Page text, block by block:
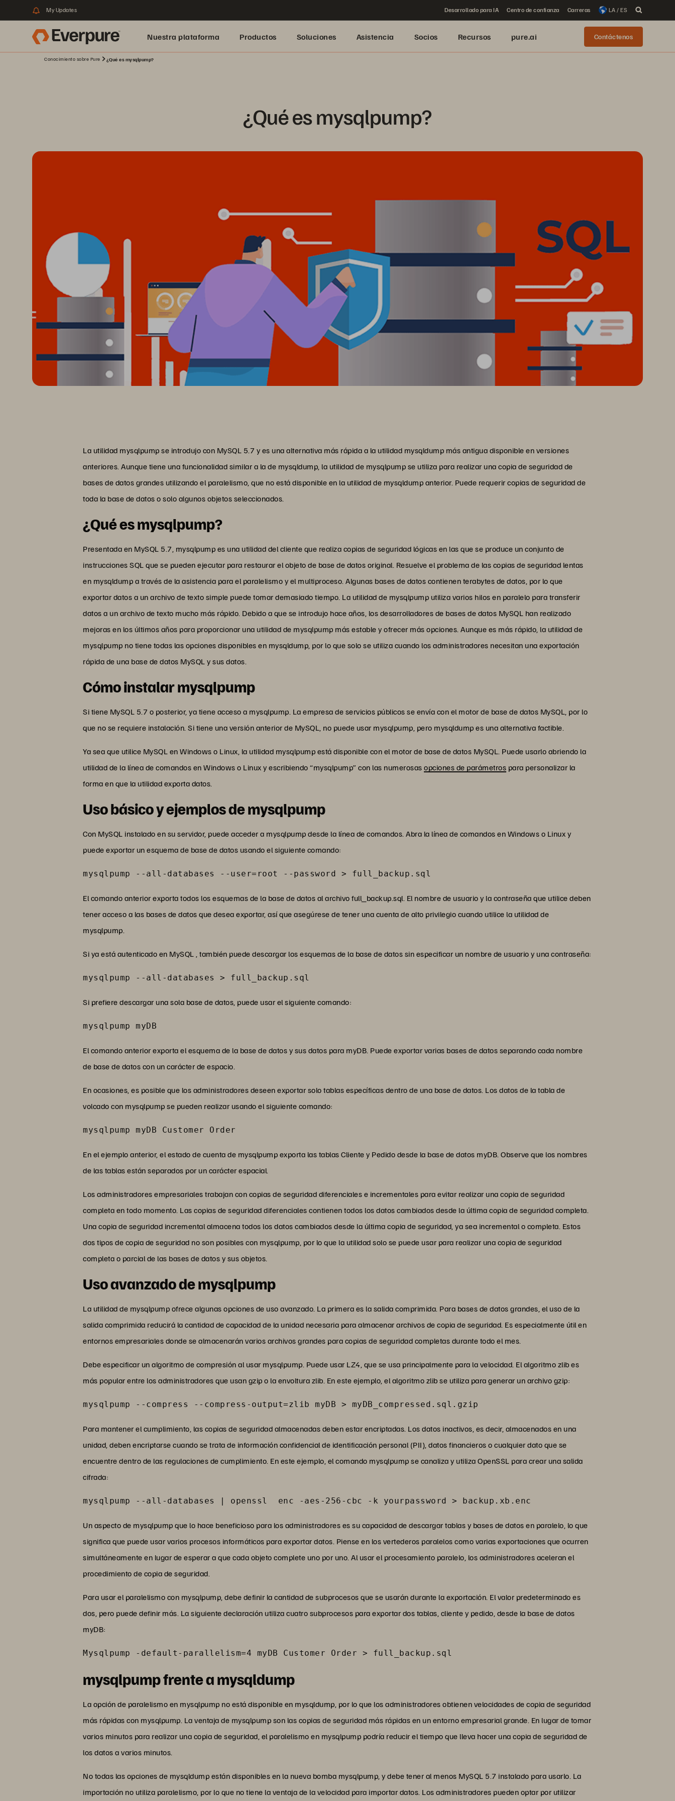
My Updates Desarrollado para IA Centro de confianza Carreras LA / ES
Nuestra plataforma Productos Soluciones Asistencia Socios Recursos pure.ai Contáctenos
Conocimiento sobre Pure ¿Qué es mysqlpump?
¿Qué es mysqlpump?
La utilidad mysqlpump se introdujo con MySQL 5.7 y es una alternativa más rápida a la utilidad mysqldump más antigua disponible en versiones
anteriores. Aunque tiene una funcionalidad similar a la de mysqldump, la utilidad de mysqlpump se utiliza para realizar una copia de seguridad de
bases de datos grandes utilizando el paralelismo, que no está disponible en la utilidad de mysqldump anterior. Puede requerir copias de seguridad de
toda la base de datos o solo algunos objetos seleccionados.
¿Qué es mysqlpump?
Presentada en MySQL 5.7, mysqlpump es una utilidad del cliente que realiza copias de seguridad lógicas en las que se produce un conjunto de
instrucciones SQL que se pueden ejecutar para restaurar el objeto de base de datos original. Resuelve el problema de las copias de seguridad lentas
en mysqldump a través de la asistencia para el paralelismo y el multiproceso. Algunas bases de datos contienen terabytes de datos, por lo que
exportar datos a un archivo de texto simple puede tomar demasiado tiempo. La utilidad de mysqlpump utiliza varios hilos en paralelo para transferir
datos a un archivo de texto mucho más rápido. Debido a que se introdujo hace años, los desarrolladores de bases de datos MySQL han realizado
mejoras en los últimos años para proporcionar una utilidad de mysqlpump más estable y ofrecer más opciones. Aunque es más rápido, la utilidad de
mysqlpump no tiene todas las opciones disponibles en mysqldump, por lo que solo se utiliza cuando los administradores necesitan una exportación
rápida de una base de datos MySQL y sus datos.
Cómo instalar mysqlpump
Si tiene MySQL 5.7 o posterior, ya tiene acceso a mysqlpump. La empresa de servicios públicos se envía con el motor de base de datos MySQL, por lo
que no se requiere instalación. Si tiene una versión anterior de MySQL, no puede usar mysqlpump, pero mysqldump es una alternativa factible.
Ya sea que utilice MySQL en Windows o Linux, la utilidad mysqlpump está disponible con el motor de base de datos MySQL. Puede usarlo abriendo la
utilidad de la línea de comandos en Windows o Linux y escribiendo “mysqlpump” con las numerosasopciones de parámetros para personalizar la
forma en que la utilidad exporta datos.
Uso básico y ejemplos de mysqlpump
Con MySQL instalado en su servidor, puede acceder a mysqlpump desde la línea de comandos. Abra la línea de comandos en Windows o Linux y
puede exportar un esquema de base de datos usando el siguiente comando:
mysqlpump --all-databases --user=root --password > full_backup.sql
El comando anterior exporta todos los esquemas de la base de datos al archivo full_backup.sql. El nombre de usuario y la contraseña que utilice deben
tener acceso a las bases de datos que desea exportar, así que asegúrese de tener una cuenta de alto privilegio cuando utilice la utilidad de
mysqlpump.
Si ya está autenticado en MySQL , también puede descargar los esquemas de la base de datos sin especificar un nombre de usuario y una contraseña:
mysqlpump --all-databases > full_backup.sql
Si prefiere descargar una sola base de datos, puede usar el siguiente comando:
mysqlpump myDB
El comando anterior exporta el esquema de la base de datos y sus datos para myDB. Puede exportar varias bases de datos separando cada nombre
de base de datos con un carácter de espacio.
En ocasiones, es posible que los administradores deseen exportar solo tablas específicas dentro de una base de datos. Los datos de la tabla de
volcado con mysqlpump se pueden realizar usando el siguiente comando:
mysqlpump myDB Customer Order
En el ejemplo anterior, el estado de cuenta de mysqlpump exporta las tablas Cliente y Pedido desde la base de datos myDB. Observe que los nombres
de las tablas están separados por un carácter espacial.
Los administradores empresariales trabajan con copias de seguridad diferenciales e incrementales para evitar realizar una copia de seguridad
completa en todo momento. Las copias de seguridad diferenciales contienen todos los datos cambiados desde la última copia de seguridad completa.
Una copia de seguridad incremental almacena todos los datos cambiados desde la última copia de seguridad, ya sea incremental o completa. Estos
dos tipos de copia de seguridad no son posibles con mysqlpump, por lo que la utilidad solo se puede usar para realizar una copia de seguridad
completa o parcial de las bases de datos y sus objetos.
Uso avanzado de mysqlpump
La utilidad de mysqlpump ofrece algunas opciones de uso avanzado. La primera es la salida comprimida. Para bases de datos grandes, el uso de la
salida comprimida reducirá la cantidad de capacidad de la unidad necesaria para almacenar archivos de copia de seguridad. Es especialmente útil en
entornos empresariales donde se almacenarán varios archivos grandes para copias de seguridad completas durante todo el mes.
Debe especificar un algoritmo de compresión al usar mysqlpump. Puede usar LZ4, que se usa principalmente para la velocidad. El algoritmo zlib es
más popular entre los administradores que usan gzip o la envoltura zlib. En este ejemplo, el algoritmo zlib se utiliza para generar un archivo gzip:
mysqlpump --compress --compress-output=zlib myDB > myDB_compressed.sql.gzip
Para mantener el cumplimiento, las copias de seguridad almacenadas deben estar encriptadas. Los datos inactivos, es decir, almacenados en una
unidad, deben encriptarse cuando se trata de información confidencial de identificación personal (PII), datos financieros o cualquier dato que se
encuentre dentro de las regulaciones de cumplimiento. En este ejemplo, el comando mysqlpump se canaliza y utiliza OpenSSL para crear una salida
cifrada:
mysqlpump --all-databases | openssl  enc -aes-256-cbc -k yourpassword > backup.xb.enc
Un aspecto de mysqlpump que lo hace beneficioso para los administradores es su capacidad de descargar tablas y bases de datos en paralelo, lo que
significa que puede usar varios procesos informáticos para exportar datos. Piense en los vertederos paralelos como varias exportaciones que ocurren
simultáneamente en lugar de esperar a que cada objeto complete uno por uno. Al usar el procesamiento paralelo, los administradores aceleran el
procedimiento de copia de seguridad.
Para usar el paralelismo con mysqlpump, debe definir la cantidad de subprocesos que se usarán durante la exportación. El valor predeterminado es
dos, pero puede definir más. La siguiente declaración utiliza cuatro subprocesos para exportar dos tablas, cliente y pedido, desde la base de datos
myDB:
Mysqlpump -default-parallelism=4 myDB Customer Order > full_backup.sql
mysqlpump frente a mysqldump
La opción de paralelismo en mysqlpump no está disponible en mysqldump, por lo que los administradores obtienen velocidades de copia de seguridad
más rápidas con mysqlpump. La ventaja de mysqlpump son las copias de seguridad más rápidas en un entorno empresarial grande. En lugar de tomar
varios minutos para realizar una copia de seguridad, el paralelismo en mysqlpump podría reducir el tiempo que lleva hacer una copia de seguridad de
los datos a varios minutos.
No todas las opciones de mysqldump están disponibles en la nueva bomba mysqlpump, y debe tener al menos MySQL 5.7 instalado para usarlo. La
importación no utiliza paralelismo, por lo que no tiene la ventaja de la velocidad para importar datos. Los administradores pueden optar por utilizar